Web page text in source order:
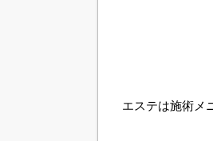
エステは施術メ